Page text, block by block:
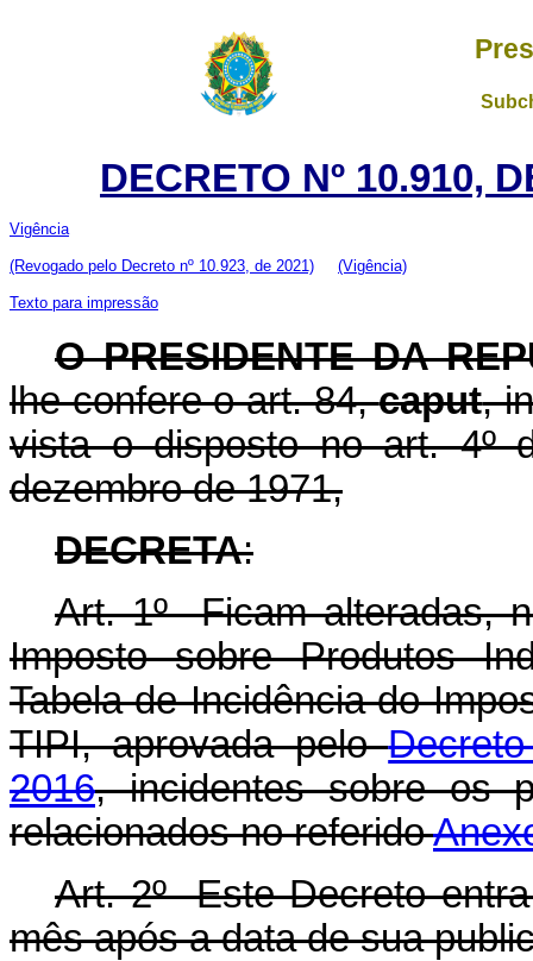
DECRETO Nº 10.910,
Vigência
(Revogado pelo Decreto nº 10.923, de 2021) (Vigência)
Texto para impressão
O PRESIDENTE DA
lhe confere o art. 84,caput,
vista o disposto no art. 4º
dezembro de 1971,
DECRETA:
Art. 1º Ficam alteradas,
Imposto sobre Produtos
Tabela de Incidência do
TIPI, aprovada pelo
2016, incidentes sobre os
relacionados no referido
Art. 2º Este Decreto
mês após a data de sua